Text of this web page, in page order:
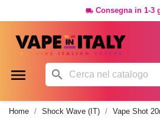
 Consegna in 1-3
 
Home Shock Wave (IT) Vape Shot